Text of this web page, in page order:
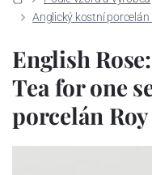
Anglický kostní porcelán
English
Tea for one
porcelán